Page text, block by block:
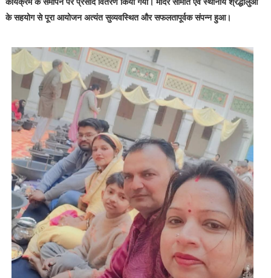
के सहयोग से पूरा आयोजन अत्यंत सुव्यवस्थित और सफलतापूर्वक संपन्न हुआ।